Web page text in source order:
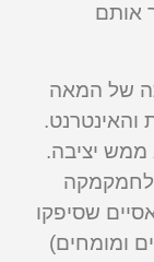
אותם
של המאה
והאינטרנט.
ממש יציבה.
לחמקמקה
שסיפקו
ומומחים)